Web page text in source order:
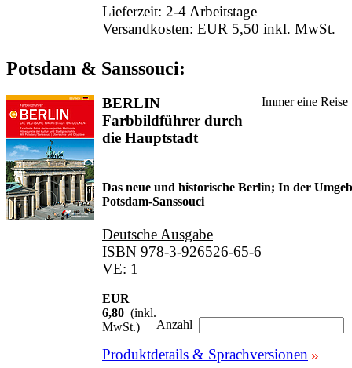
Lieferzeit: 2-4 Arbeitstage
Versandkosten: EUR 5,50 inkl. MwSt.
Potsdam & Sanssouci:
BERLIN
Farbbildführer durch
die Hauptstadt
Immer eine
Das neue und historische Berlin; In der
Potsdam-Sanssouci
Deutsche Ausgabe
ISBN 978-3-926526-65-6
VE: 1
EUR
6,80 (inkl.
MwSt.)
Anzahl
Produktdetails & Sprachversionen